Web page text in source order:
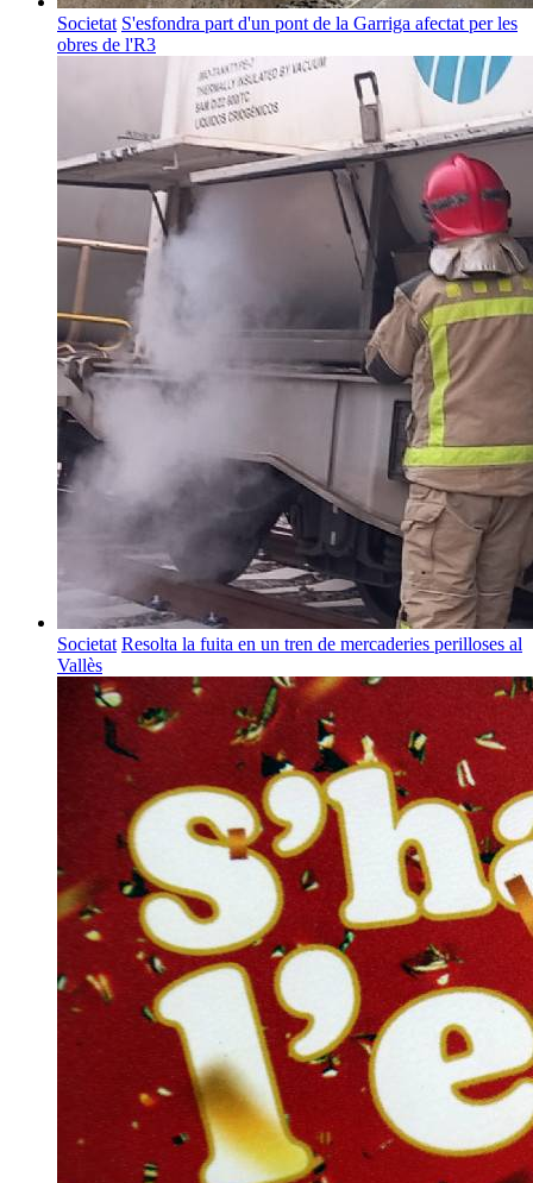
Societat S'esfondra part d'un pont de la Garriga afectat per les
obres de l'R3
Societat Resolta la fuita en un tren de mercaderies perilloses al
Vallès